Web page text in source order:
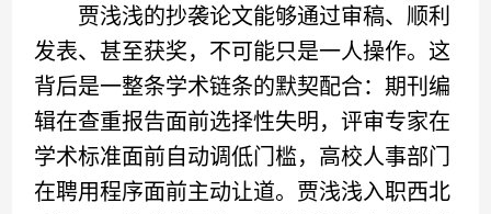
贾浅浅的抄袭论文能够通过审稿、顺利
发表、甚至获奖，不可能只是一人操作。这
背后是一整条学术链条的默契配合：期刊编
辑在查重报告面前选择性失明，评审专家在
学术标准面前自动调低门槛，高校人事部门
在聘用程序面前主动让道。贾浅浅入职西北